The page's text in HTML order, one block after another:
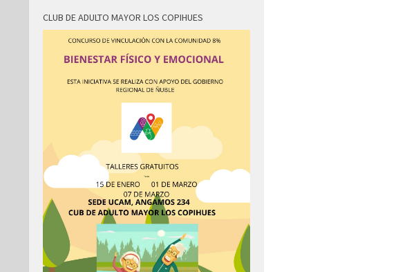
CLUB DE ADULTO MAYOR LOS COPIHUES